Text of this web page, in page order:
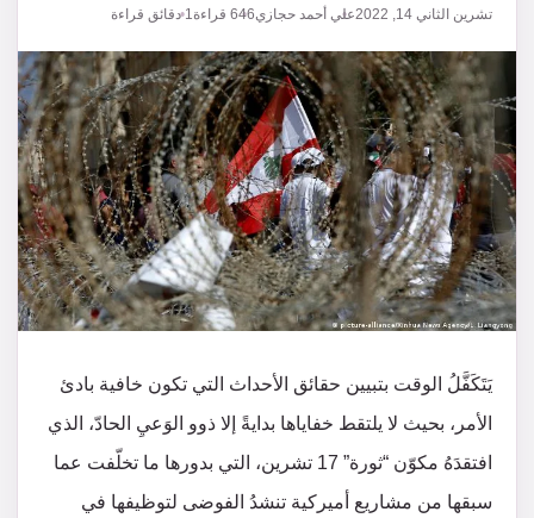
تشرين الثاني 14, 2022 علي أحمد حجازي646 قراءة1 دقائق قراءة
يَتَكَفَّلُ الوقت بتبيين حقائق الأحداث التي تكون خافية بادئ
الأمر، بحيث لا يلتقط خفاياها بدايةً إلا ذوو الوَعيِ الحادّ، الذي
افتقدَهُ مكوّن “ثورة” 17 تشرين، التي بدورها ما تخلّفت عما
سبقها من مشاريع أميركية تنشدُ الفوضى لتوظيفها في